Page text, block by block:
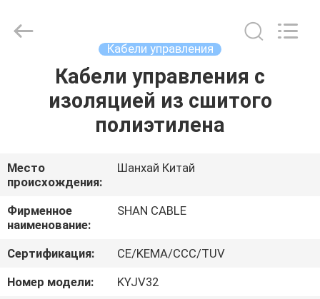
ГЛАВНАЯ
СТРАНИЦА
РОЛИКИ
VR
ШОУ
Shenghua
Cable
Кабели управления
Кабели управления с
изоляцией из сшитого
полиэтилена
Место
происхождения:
Шанхай Китай
Фирменное
наименование:
SHAN CABLE
Сертификация:
CE/KEMA/CCC/TUV
Номер модели:
KYJV32